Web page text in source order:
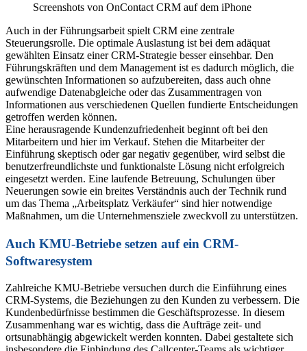
Screenshots von OnContact CRM auf dem iPhone
Auch in der Führungsarbeit spielt CRM eine zentrale
Steuerungsrolle. Die optimale Auslastung ist bei dem adäquat
gewählten Einsatz einer CRM-Strategie besser einsehbar. Den
Führungskräften und dem Management ist es dadurch möglich, die
gewünschten Informationen so aufzubereiten, dass auch ohne
aufwendige Datenabgleiche oder das Zusammentragen von
Informationen aus verschiedenen Quellen fundierte Entscheidungen
getroffen werden können.
Eine herausragende Kundenzufriedenheit beginnt oft bei den
Mitarbeitern und hier im Verkauf. Stehen die Mitarbeiter der
Einführung skeptisch oder gar negativ gegenüber, wird selbst die
benutzerfreundlichste und funktionalste Lösung nicht erfolgreich
eingesetzt werden. Eine laufende Betreuung, Schulungen über
Neuerungen sowie ein breites Verständnis auch der Technik rund
um das Thema „Arbeitsplatz Verkäufer“ sind hier notwendige
Maßnahmen, um die Unternehmensziele zweckvoll zu unterstützen.
Auch KMU-Betriebe setzen auf ein CRM-
Softwaresystem
Zahlreiche KMU-Betriebe versuchen durch die Einführung eines
CRM-Systems, die Beziehungen zu den Kunden zu verbessern. Die
Kundenbedürfnisse bestimmen die Geschäftsprozesse. In diesem
Zusammenhang war es wichtig, dass die Aufträge zeit- und
ortsunabhängig abgewickelt werden konnten. Dabei gestaltete sich